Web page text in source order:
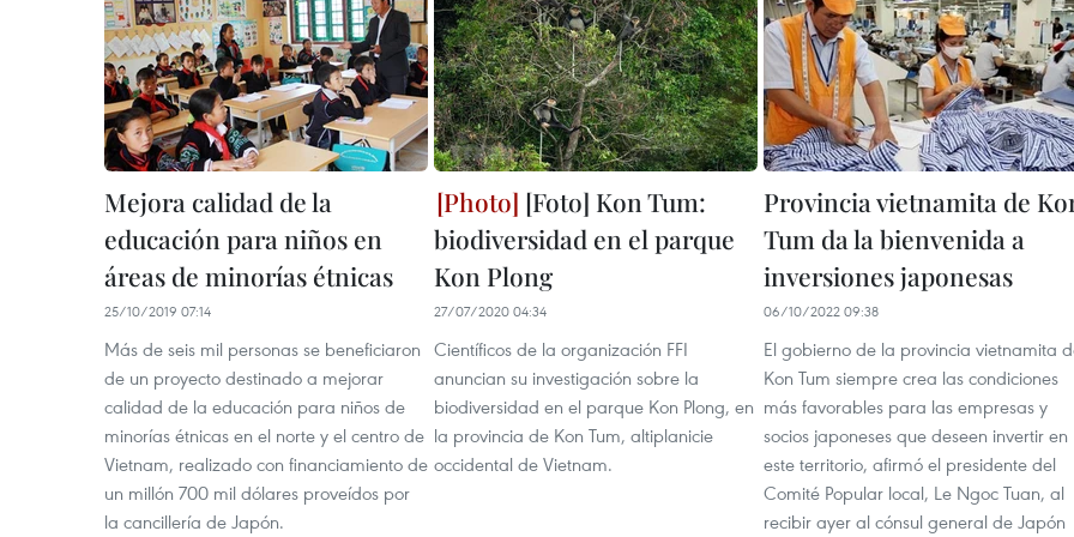
Mejora calidad de la
educación para niños en
áreas de minorías étnicas
25/10/2019 07:14
Más de seis mil personas se beneficiaron
de un proyecto destinado a mejorar
calidad de la educación para niños de
minorías étnicas en el norte y el centro de
Vietnam, realizado con financiamiento de
un millón 700 mil dólares proveídos por
la cancillería de Japón. ​
[Foto] Kon Tum:
biodiversidad en el parque
Kon Plong
27/07/2020 04:34
Científicos de la organización FFI
anuncian su investigación sobre la
biodiversidad en el parque Kon Plong, en
la provincia de Kon Tum, altiplanicie
occidental de Vietnam.
Provincia vietnamita de
Tum da la bienvenida a
inversiones japonesas
06/10/2022 09:38
El gobierno de la provincia vietnamita
Kon Tum siempre crea las condiciones
más favorables para las empresas y
socios japoneses que deseen invertir en
este territorio, afirmó el presidente del
Comité Popular local, Le Ngoc Tuan, al
recibir ayer al cónsul general de Japón